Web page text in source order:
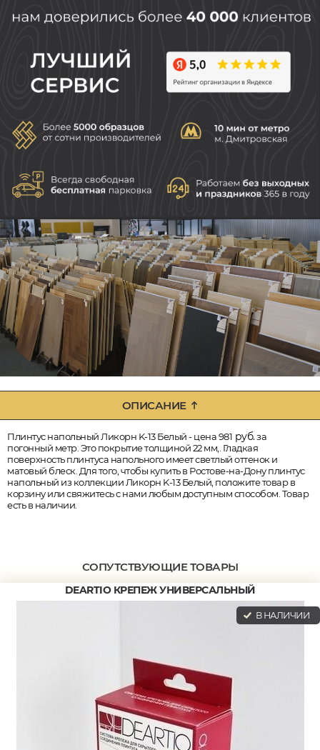
ОПИСАНИЕ
Плинтус напольный Ликорн K-13 Белый - цена 981 руб.за
погонный метр. Это покрытие толщиной 22 мм,. Гладкая
поверхность плинтуса напольного имеет светлый оттенок и
матовый блеск. Для того, чтобы купить в Ростове-на-Дону плинтус
напольный из коллекции Ликорн K-13 Белый, положите товар в
корзину или свяжитесь с нами любым доступным способом. Товар
есть в наличии.
СОПУТСТВУЮЩИЕ ТОВАРЫ
DEARTIO КРЕПЕЖ УНИВЕРСАЛЬНЫЙ
В НАЛИЧИИ